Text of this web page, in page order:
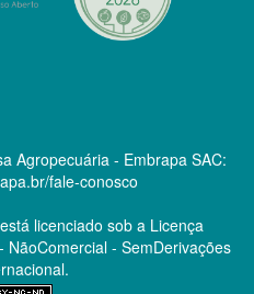
Agropecuária - Embrapa SAC:
fale-conosco
licenciado sob a Licença
- SemDerivações